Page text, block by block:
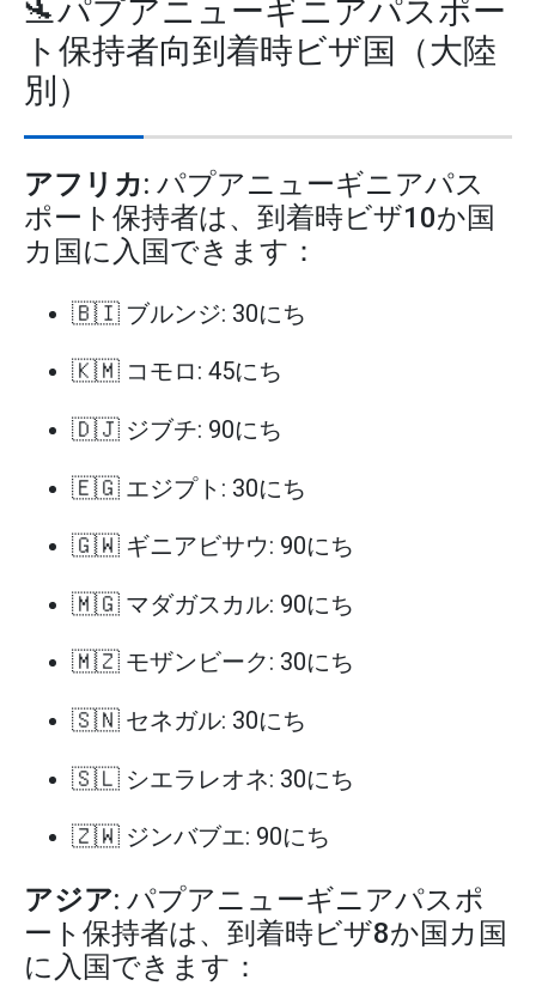
🛬パプアニューギニアパスポー
ト保持者向到着時ビザ国（大陸
別）
アフリカ: パプアニューギニアパス
ポート保持者は、到着時ビザ10か国
カ国に入国できます：
🇧🇮 ブルンジ: 30にち
🇰🇲 コモロ: 45にち
🇩🇯 ジブチ: 90にち
🇪🇬 エジプト: 30にち
🇬🇼 ギニアビサウ: 90にち
🇲🇬 マダガスカル: 90にち
🇲🇿 モザンビーク: 30にち
🇸🇳 セネガル: 30にち
🇸🇱 シエラレオネ: 30にち
🇿🇼 ジンバブエ: 90にち
アジア: パプアニューギニアパスポ
ート保持者は、到着時ビザ8か国カ国
に入国できます：